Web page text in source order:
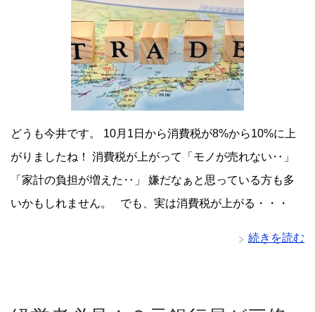
どうも今井です。 10月1日から消費税が8%から10%に上
がりましたね！ 消費税が上がって「モノが売れない‥」
「家計の負担が増えた‥」 嫌だなぁと思っている方も多
いかもしれません。 でも、実は消費税が上がる・・・
続きを読む